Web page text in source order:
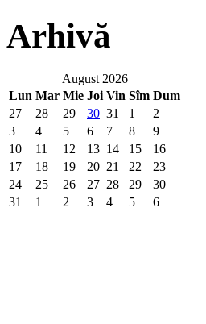
Arhivă
August 2026
Lun Mar Mie Joi Vin Sîm Dum
27
28 29 30 31 1
2
3
4 5 6 7 8
9
10
11 12 13 14 15
16
17
18 19 20 21 22
23
24
25 26 27 28 29
30
31
1 2 3 4 5 6